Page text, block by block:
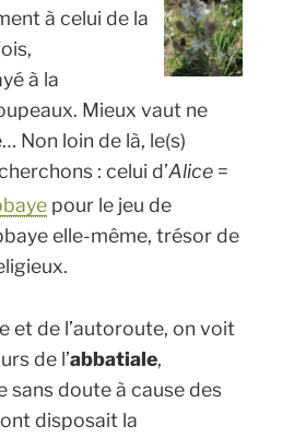
à celui de la
à la
Mieux vaut ne
Non loin de là, le(s)
: celui d’Alice =
pour le jeu de
elle-même, trésor de
et de l’autoroute, on voit
de l’abbatiale,
sans doute à cause des
disposait la